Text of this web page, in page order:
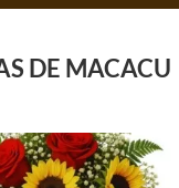
DE MACACU